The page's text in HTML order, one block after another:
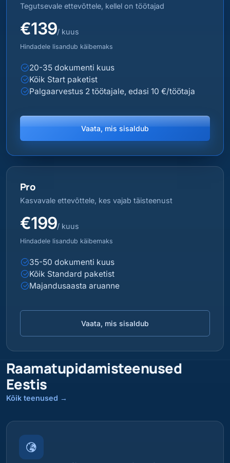
Tegutsevale ettevõttele, kellel on töötajad
€139/ kuus
Hindadele lisandub käibemaks
20-35 dokumenti kuus
Kõik Start paketist
Palgaarvestus 2 töötajale, edasi 10 €/töötaja
Vaata, mis sisaldub
Pro
Kasvavale ettevõttele, kes vajab täisteenust
€199/ kuus
Hindadele lisandub käibemaks
35-50 dokumenti kuus
Kõik Standard paketist
Majandusaasta aruanne
Vaata, mis sisaldub
Raamatupidamisteenused
Eestis
Kõik teenused →